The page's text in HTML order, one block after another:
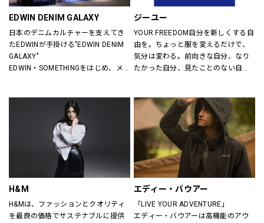
EDWIN DENIM GALAXY
日本のデニムカルチャーを支えてき
たEDWINが手掛ける"EDWIN DENIM
GALAXY"
EDWIN・SOMETHINGをはじめ、メ
レンドアイテムまで豊富なランナッ
プを取り揃えます。
ジーユー
YOUR FREEDOM自分を新しくする自
由を。ちょっと服を変えるだけで、
気分は変わる。前向きな自分、なり
たかった自分、見たことのない自
いまの気分で、もっと自由に。GU
は、自由。
H&M
H&Mは、ファッションとクオリティ
を最良の価格でサステナブルに提供
エディー・バウアー
「LIVE YOUR ADVENTURE」
エディー・バウアーは高機能のアウ